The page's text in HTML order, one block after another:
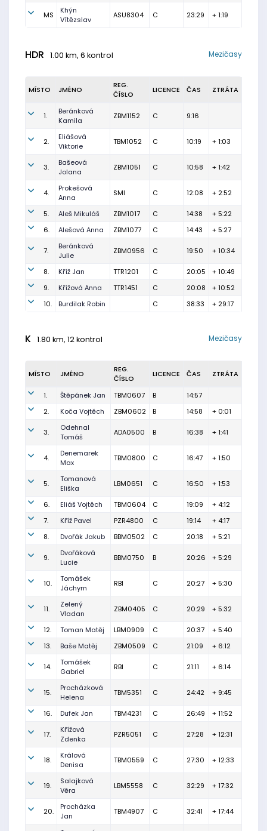
MS
Khýn
Vítězslav
ASU8304 C 23:29 + 1:19
HDR 1.00 km, 6 kontrol Mezičasy
MÍSTO JMÉNO
REG.
ČÍSLO
LICENCE ČAS ZTRÁTA
1.
Beránková
Kamila
ZBM1152 C 9:16
2.
Eliášová
Viktorie
TBM1052 C 10:19 + 1:03
3.
Bašeová
Jolana
ZBM1051 C 10:58 + 1:42
4.
Prokešová
Anna
SMI C 12:08 + 2:52
5. Aleš Mikuláš ZBM1017 C 14:38
+ 5:22
6.
Alešová Anna ZBM1077 C 14:43 + 5:27
7.
Beránková
Julie
ZBM0956 C 19:50 + 10:34
8. Kříž Jan TTR1201 C 20:05
+ 10:49
9.
Křížová Anna TTR1451 C 20:08
+ 10:52
10.
Burdilak Robin C 38:33 + 29:17
K 1.80 km, 12 kontrol Mezičasy
MÍSTO JMÉNO
REG.
ČÍSLO
LICENCE ČAS ZTRÁTA
1. Štěpánek Jan TBM0607 B
14:57
2.
Koča Vojtěch ZBM0602 B 14:58 + 0:01
3.
Odehnal
Tomáš
ADA0500 B 16:38 + 1:41
4.
Denemarek
Max
TBM0800 C 16:47 + 1:50
5.
Tomanová
Eliška
LBM0651 C 16:50 + 1:53
6. Eliáš Vojtěch TBM0604 C 19:09
+ 4:12
7.
Kříž Pavel PZR4800 C 19:14
+ 4:17
8.
Dvořák Jakub BBM0502 C 20:18 + 5:21
9.
Dvořáková
Lucie
BBM0750 B 20:26 + 5:29
10.
Tomášek
Jáchym
RBI C 20:27 + 5:30
11.
Zelený
Vladan
ZBM0405 C 20:29 + 5:32
12. Toman Matěj LBM0909 C 20:37
+ 5:40
13.
Baše Matěj ZBM0509 C 21:09 + 6:12
14.
Tomášek
Gabriel
RBI C 21:11 + 6:14
15.
Procházková
Helena
TBM5351 C 24:42 + 9:45
16. Dufek Jan TBM4231 C 26:49 + 11:52
17.
Křížová
Zdenka
PZR5051 C 27:28 + 12:31
18.
Králová
Denisa
TBM0559 C 27:30 + 12:33
19.
Salajková
Věra
LBM5558 C 32:29 + 17:32
20.
Procházka
Jan
TBM4907 C 32:41 + 17:44